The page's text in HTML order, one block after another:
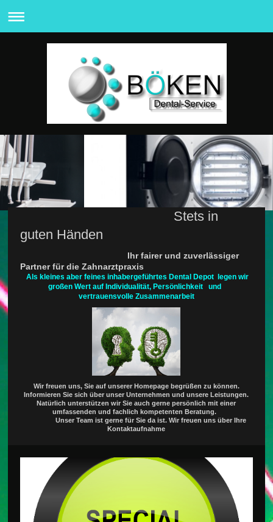
Stets in
guten Händen
Ihr fairer und zuverlässiger
Partner für die Zahnarztpraxis
Als kleines aber feines inhabergeführtes Dental Depot legen wir
großen Wert auf Individualität, Persönlichkeit und
vertrauensvolle Zusammenarbeit
Wir freuen uns, Sie auf unserer Homepage begrüßen zu können.
Informieren Sie sich über unser Unternehmen und unsere Leistungen.
Natürlich unterstützen wir Sie auch gerne persönlich mit einer
umfassenden und fachlich kompetenten Beratung.
Unser Team ist gerne für Sie da ist. Wir freuen uns über Ihre
Kontaktaufnahme